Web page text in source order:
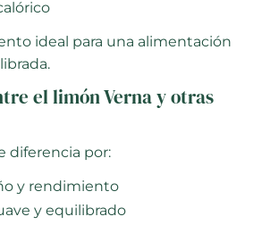
ideal para una alimentación
el limón Verna y otras
diferencia por:
y rendimiento
y equilibrado